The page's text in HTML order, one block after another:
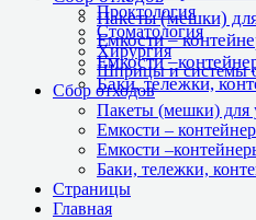
Пакеты (мешки)
Емкости –
Емкости
Баки, тележки,
Проктология
Стоматология
Хирургия
Шприцы и системы
Сбор отходов
Пакеты (мешки) для
Емкости –
Емкости
Баки, тележки,
Страницы
Главная